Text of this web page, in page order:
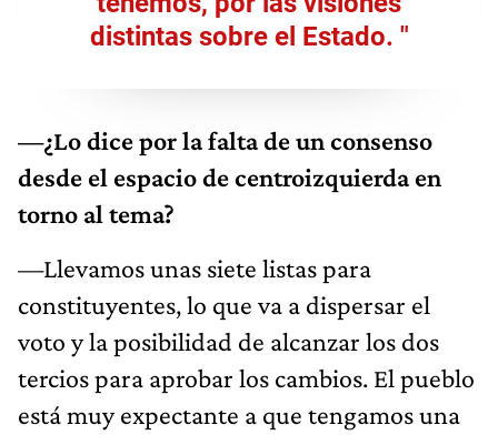
distintas sobre el Estado. "
—¿Lo dice por la falta de un consenso
desde el espacio de centroizquierda en
torno al tema?
—Llevamos unas siete listas para
constituyentes, lo que va a dispersar el
voto y la posibilidad de alcanzar los dos
tercios para aprobar los cambios. El pueblo
está muy expectante a que tengamos una